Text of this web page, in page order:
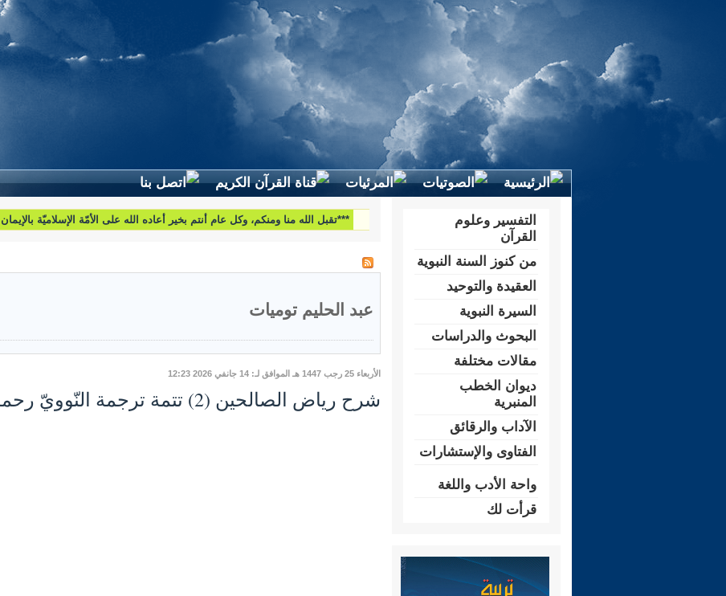
لطرح استفساراتكم وأسئلتكم واقتراحاتكم اتّصلوا بنا على البريد التّالي:
عبد الحليم توميات
الأربعاء 25 رجب 1447 هـ الموافق لـ: 14 جانفي 2026 12:23
شرح رياض الصالحين (2) تتمة ترجمة النّوويّ رحمه الله: دروسٌ وعبرٌ
التفسير وعلوم
القرآن
من كنوز السنة النبوية
العقيدة والتوحيد
السيرة النبوية
البحوث والدراسات
مقالات مختلفة
ديوان الخطب
المنبرية
الآداب والرقائق
الفتاوى والإستشارات
واحة الأدب واللغة
قرأت لك